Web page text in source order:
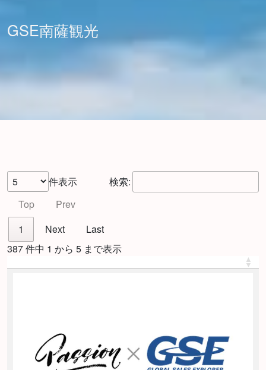
GSE南薩観光
件表示
検索:
Top
Prev
1
Next
Last
387 件中 1 から 5 まで表示